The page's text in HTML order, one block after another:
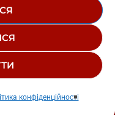
конфіденційності